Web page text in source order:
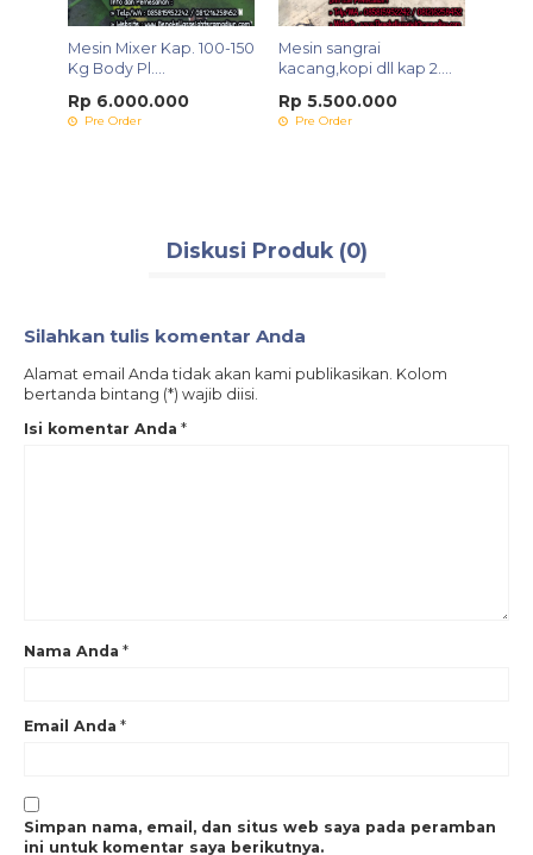
Mesin Mixer Kap. 100-150
Kg Body Pl....
Rp 6.000.000
Pre Order
Mesin sangrai
kacang,kopi dll kap 2....
Rp 5.500.000
Pre Order
Diskusi Produk (0)
Silahkan tulis komentar Anda
Alamat email Anda tidak akan kami publikasikan. Kolom
bertanda bintang (*) wajib diisi.
Isi komentar Anda *
Nama Anda *
Email Anda *
Simpan nama, email, dan situs web saya pada peramban
ini untuk komentar saya berikutnya.